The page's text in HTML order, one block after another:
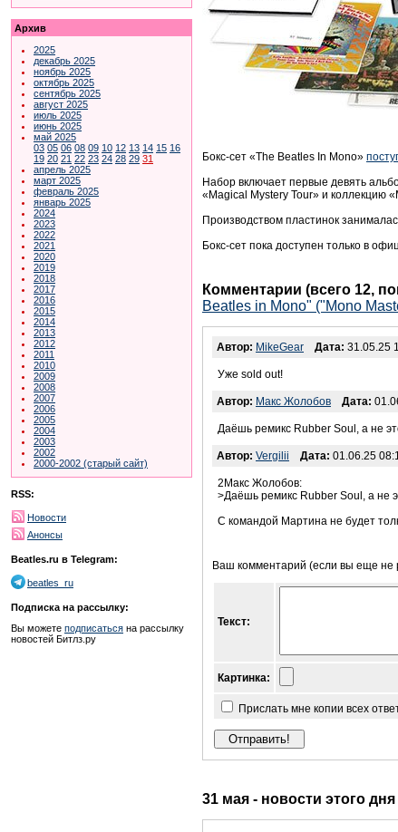
Архив
2025
декабрь 2025
ноябрь 2025
октябрь 2025
сентябрь 2025
август 2025
июль 2025
июнь 2025
май 2025
03 05 06 08 09 10 12 13 14 15 16
19 20 21 22 23 24 28 29 31
апрель 2025
март 2025
февраль 2025
январь 2025
2024
2023
2022
2021
2020
2019
2018
2017
2016
2015
2014
2013
2012
2011
2010
2009
2008
2007
2006
2005
2004
2003
2002
2000-2002 (старый сайт)
RSS:
Новости
Анонсы
Beatles.ru в Telegram:
beatles_ru
Подписка на рассылку:
Вы можете подписаться на рассылку
новостей Битлз.ру
Бокс-сет «The Beatles In Mono»
Набор включает первые девять
«Magical Mystery Tour» и коллекцию
Производством пластинок
Бокс-сет пока доступен только в
Комментарии (всего 12,
Beatles in Mono" ("Mono
Автор: MikeGear Дата: 31.05.25
Уже sold out!
Автор: Макс Жолобов Дата:
Даёшь ремикс Rubber Soul, а не
Автор: Vergilii Дата: 01.06.25
2Макс Жолобов:
>Даёшь ремикс Rubber Soul, а не
С командой Мартина не будет
Ваш комментарий (если вы еще не
Текст:
Картинка:
Прислать мне копии всех
31 мая - новости этого